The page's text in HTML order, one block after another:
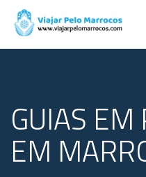
GUIAS EM
EM